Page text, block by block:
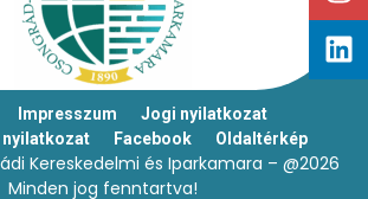
Impresszum
Jogi nyilatkozat
Facebook Oldaltérkép
Kereskedelmi és Iparkamara – @2026
Minden jog fenntartva!